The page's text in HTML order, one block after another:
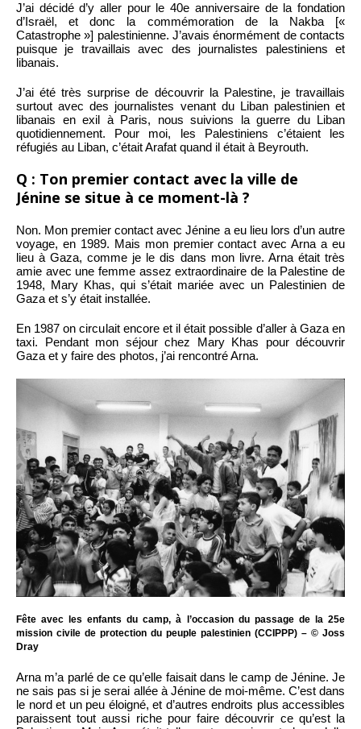
J’ai décidé d’y aller pour le 40e anniversaire de la fondation
d’Israël, et donc la commémoration de la Nakba [«
Catastrophe »] palestinienne. J’avais énormément de contacts
puisque je travaillais avec des journalistes palestiniens et
libanais.
J’ai été très surprise de découvrir la Palestine, je travaillais
surtout avec des journalistes venant du Liban palestinien et
libanais en exil à Paris, nous suivions la guerre du Liban
quotidiennement. Pour moi, les Palestiniens c’étaient les
réfugiés au Liban, c’était Arafat quand il était à Beyrouth.
Q : Ton premier contact avec la ville de
Jénine se situe à ce moment-là ?
Non. Mon premier contact avec Jénine a eu lieu lors d’un autre
voyage, en 1989. Mais mon premier contact avec Arna a eu
lieu à Gaza, comme je le dis dans mon livre. Arna était très
amie avec une femme assez extraordinaire de la Palestine de
1948, Mary Khas, qui s’était mariée avec un Palestinien de
Gaza et s’y était installée.
En 1987 on circulait encore et il était possible d’aller à Gaza en
taxi. Pendant mon séjour chez Mary Khas pour découvrir
Gaza et y faire des photos, j’ai rencontré Arna.
Fête avec les enfants du camp, à l’occasion du passage de la 25e
mission civile de protection du peuple palestinien (CCIPPP) – © Joss
Dray
Arna m’a parlé de ce qu’elle faisait dans le camp de Jénine. Je
ne sais pas si je serai allée à Jénine de moi-même. C’est dans
le nord et un peu éloigné, et d’autres endroits plus accessibles
paraissent tout aussi riche pour faire découvrir ce qu’est la